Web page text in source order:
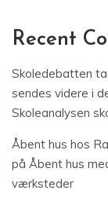
Recent
Skoledebatten
sendes videre i
Skoleanalysen
Åbent hus hos
på Åbent hus
værksteder